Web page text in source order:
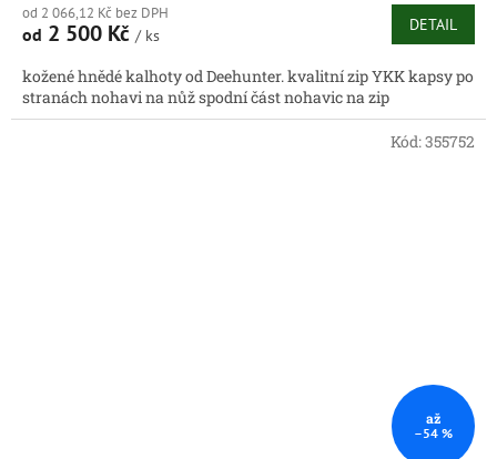
od 2 066,12 Kč bez DPH
od 2 500 Kč / ks
DETAIL
kožené hnědé kalhoty od Deehunter. kvalitní zip YKK kapsy po
stranách nohavi na nůž spodní část nohavic na zip
až
–54 %
Kód:355752